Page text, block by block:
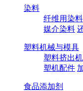
染料
纤维用染料
媒介染料
塑料机械与模具
塑料挤出机
塑机配件
食品添加剂